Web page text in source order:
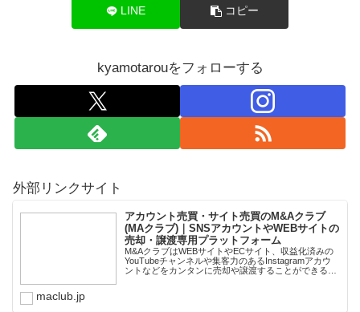
LINE コピー
kyamotarouをフォローする
外部リンクサイト
アカウント売買・サイト売買のM&Aクラブ
(MAクラブ)｜SNSアカウントやWEBサイトの
売却・譲渡専用プラットフォーム
M&AクラブはWEBサイトやECサイト、収益化済みの
YouTubeチャンネルや集客力のあるInstagramアカウ
ントなどをカンタンに売却や譲渡することができるプ
maclub.jp